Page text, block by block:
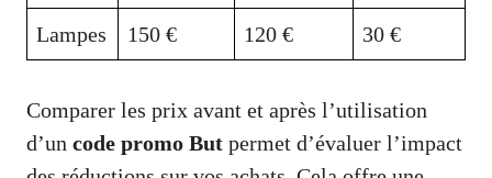
Lampes 150 € 120 € 30 €
Comparer les prix avant et après l’utilisation
d’un code promo But permet d’évaluer l’impact